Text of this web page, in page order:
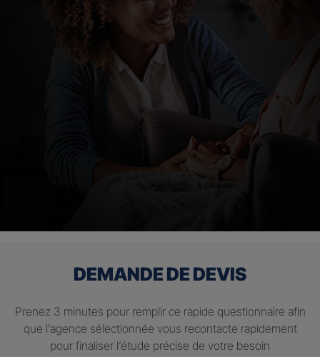
DEMANDE DE DEVIS
Prenez 3 minutes pour remplir ce rapide questionnaire afin
que l’agence sélectionnée vous recontacte rapidement
pour finaliser l’étude précise de votre besoin